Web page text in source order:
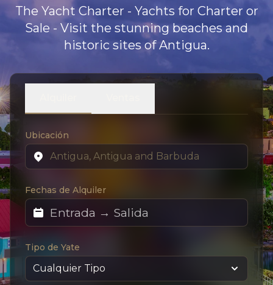
The Yacht Charter - Yachts for Charter or
Sale - Visit the stunning beaches and
historic sites of Antigua.
Ubicación
Fechas de Alquiler
Tipo de Yate